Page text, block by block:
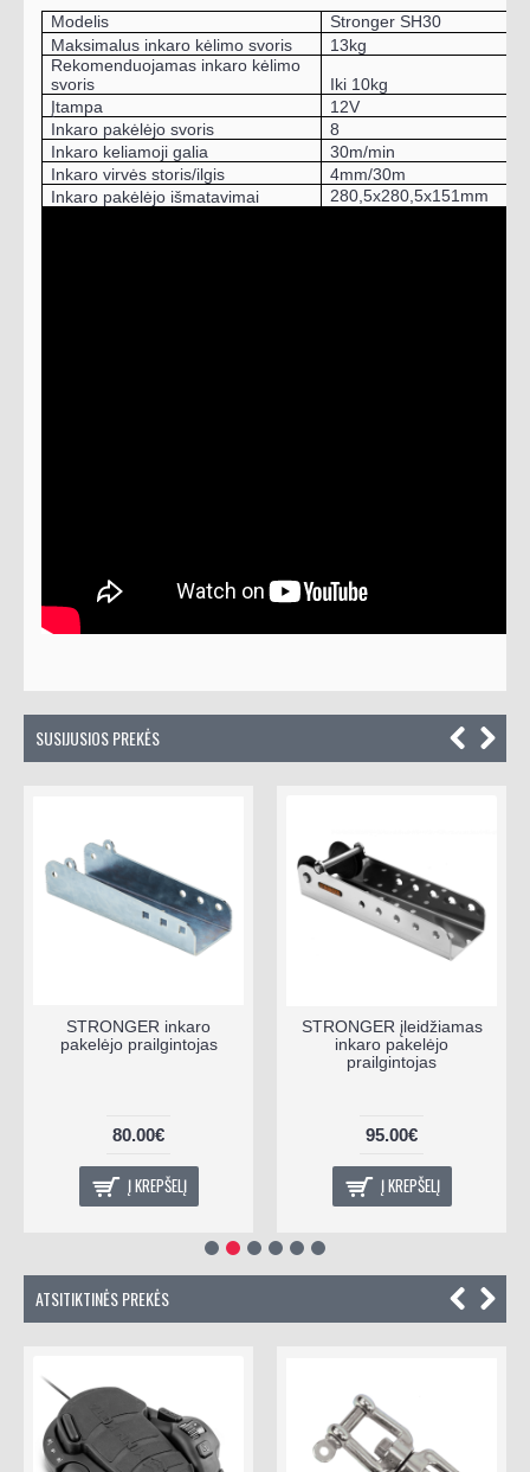
Modelis
Stronger SH30
Maksimalus inkaro kėlimo svoris
13kg
Rekomenduojamas inkaro kėlimo
svoris
Iki 10kg
Įtampa
12V
Inkaro pakėlėjo svoris
8
Inkaro keliamoji galia
30m/min
Inkaro virvės storis/ilgis
4mm/30m
Inkaro pakėlėjo išmatavimai
280,5x280,5x151mm
SUSIJUSIOS PREKĖS
STRONGER inkaro
pakelėjo prailgintojas
80.00€
Į KREPŠELĮ
STRONGER įleidžiamas
inkaro pakelėjo
prailgintojas
95.00€
Į KREPŠELĮ
ATSITIKTINĖS PREKĖS